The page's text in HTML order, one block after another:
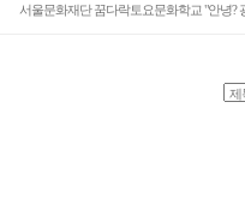
서울문화재단 꿈다락토요문화학교 "안녕?